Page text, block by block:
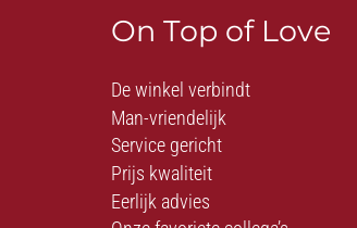
On Top of Love
De winkel verbindt
Man-vriendelijk
Service gericht
Prijs kwaliteit
Eerlijk advies